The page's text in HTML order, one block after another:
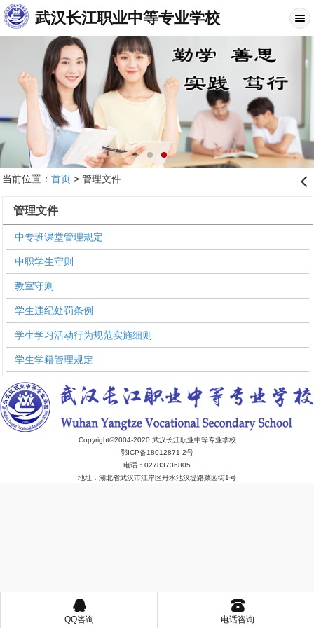
武汉长江职业中等专业学校
当前位置： 首页> 管理文件 󰊒
管理文件
中专班课堂管理规定
中职学生守则
教室守则
学生违纪处罚条例
学生学习活动行为规范实施细则
学生学籍管理规定
Copyright©2004-2020 武汉长江职业中等专业学校
鄂ICP备18012871-2号
电话：02783736805
地址：湖北省武汉市江岸区丹水池汉堤路菜园街1号
󰇇
QQ咨询
󰇯
电话咨询